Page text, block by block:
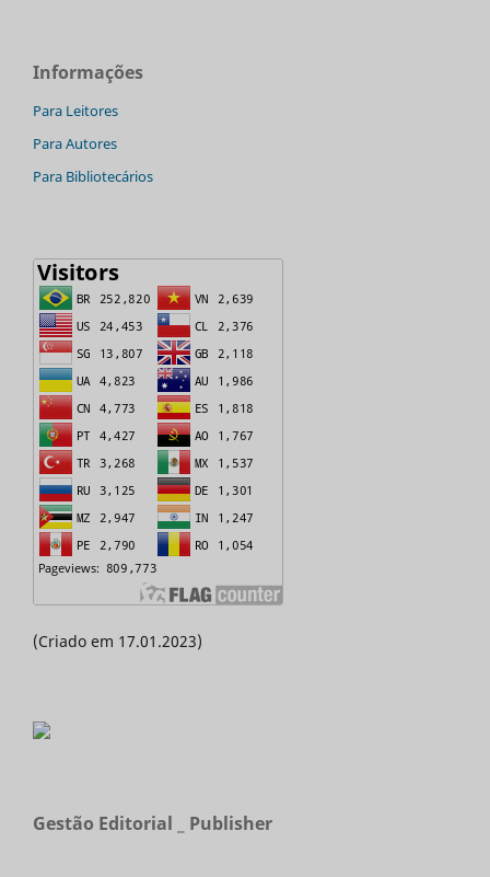
Informações
Para Leitores
Para Autores
Para Bibliotecários
(Criado em 17.01.2023)
Gestão Editorial _ Publisher